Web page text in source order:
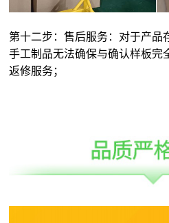
第十二步：售后服务：对于产品
手工制品无法确保与确认样板完
返修服务；